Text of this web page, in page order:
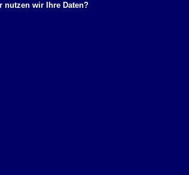
nutzen wir Ihre Daten?